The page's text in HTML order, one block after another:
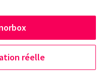
réelle